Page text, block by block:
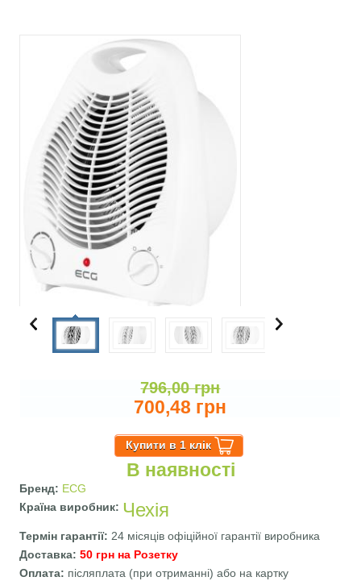
796,00 грн
700,48 грн
В наявності
Бренд: ECG
Країна виробник: Чехія
Термін гарантії:24 місяців офіційної гарантії виробника
Доставка:50 грн на Розетку
Оплата: післяплата (при отриманні) або на картку